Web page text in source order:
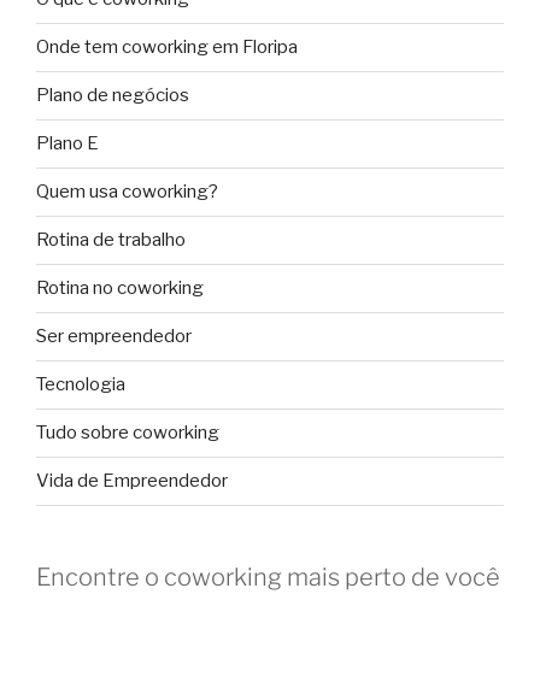
Onde tem coworking em Floripa
Plano de negócios
Plano E
Quem usa coworking?
Rotina de trabalho
Rotina no coworking
Ser empreendedor
Tecnologia
Tudo sobre coworking
Vida de Empreendedor
Encontre o coworking mais perto de você